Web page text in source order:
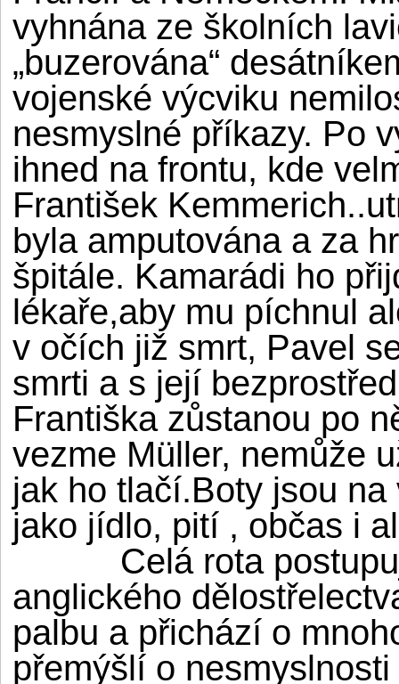
vyhnána ze školních
„buzerována“
vojenské výcviku
nesmyslné příkazy. Po
ihned na frontu, kde
František
byla amputována a za
špitále. Kamarádi ho
lékaře,aby mu píchnul
v očích již smrt, Pavel
smrti a s její
Františka zůstanou po
vezme Müller, nemůže
jak ho tlačí.Boty jsou
jako jídlo, pití , občas i
Celá rota postupuje
anglického
palbu a přichází o
přemýšlí o